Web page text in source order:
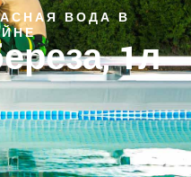
ВОДА В
1л